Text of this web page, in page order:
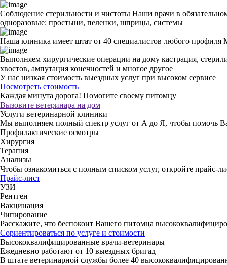
Соблюдение стерильности и чистоты Наши врачи в
одноразовые: простыни, пеленки, шприцы, системы
Наша клиника имеет штат от 40 специалистов любого профиля
Выполняем хирургические операции на дому кастрация,
хвостов, ампутация конечностей и многое другое
У нас низкая стоимость выездных услуг при высоком сервисе
Посмотреть стоимость
Каждая минута дорога! Помогите своему питомцу
Вызовите ветеринара на дом
Услуги ветеринарной клиники
Мы выполняем полный спектр услуг от А до Я, чтобы помочь
Профилактические осмотры
Хирургия
Терапия
Анализы
Чтобы ознакомиться с полным списком услуг, откройте прайс-
Прайс-лист
УЗИ
Рентген
Вакцинация
Чипирование
Расскажите, что беспокоит Вашего питомца
Сориентироваться по услуге и стоимости
Высококвалифицированные врачи-ветеринары
Ежедневно работают от 10 выездных бригад
В штате ветеринарной службы более 40